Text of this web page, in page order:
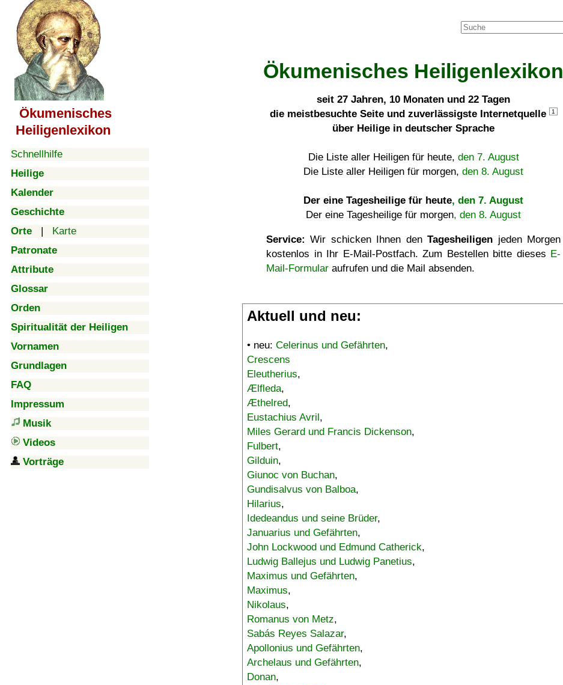
Ökumenisches
Heiligenlexikon
Schnellhilfe
Heilige
Kalender
Geschichte
Orte | Karte
Patronate
Attribute
Glossar
Orden
Spiritualität der Heiligen
Vornamen
Grundlagen
FAQ
Impressum
Musik
Videos
Vorträge
Ökumenisches Heiligenlexikon
seit 27 Jahren, 10 Monaten und 22 Tagen
die meistbesuchte Seite und zuverlässigste Internetquelle
1
über Heilige in deutscher Sprache
Die Liste aller Heiligen für heute, den 7. August
Die Liste aller Heiligen für morgen, den 8. August
Der eine Tagesheilige für heute, den 7. August
Der eine Tagesheilige für morgen, den 8. August
Service: Wir schicken Ihnen denTagesheiligen jeden Morgen
kostenlos in Ihr E-Mail-Postfach. Zum Bestellen bitte dieses E-
Mail-Formular aufrufen und die Mail absenden.
Aktuell und neu:
• neu: Celerinus und Gefährten,
Crescens
Eleutherius,
Ælfleda,
Æthelred,
Eustachius Avril,
Miles Gerard und Francis Dickenson,
Fulbert,
Gilduin,
Giunoc von Buchan,
Gundisalvus von Balboa,
Hilarius,
Idedeandus und seine Brüder,
Januarius und Gefährten,
John Lockwood und Edmund Catherick,
Ludwig Ballejus und Ludwig Panetius,
Maximus und Gefährten,
Maximus,
Nikolaus,
Romanus von Metz,
Sabás Reyes Salazar,
Apollonius und Gefährten,
Archelaus und Gefährten,
Donan,